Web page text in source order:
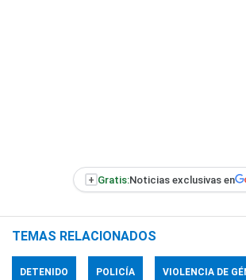
+ Gratis:Noticias exclusivas en
TEMAS RELACIONADOS
DETENIDO POLICÍA VIOLENCIA DE